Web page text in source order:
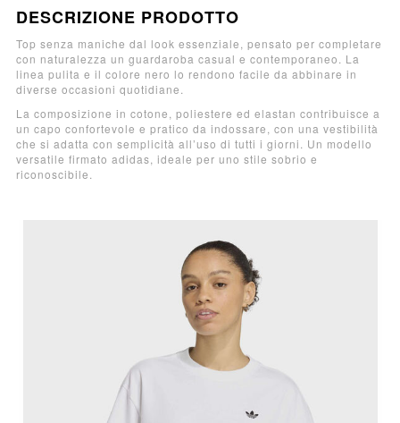
DESCRIZIONE PRODOTTO
Top senza maniche dal look essenziale, pensato per completare
con naturalezza un guardaroba casual e contemporaneo. La
linea pulita e il colore nero lo rendono facile da abbinare in
diverse occasioni quotidiane.
La composizione in cotone, poliestere ed elastan contribuisce a
un capo confortevole e pratico da indossare, con una vestibilità
che si adatta con semplicità all’uso di tutti i giorni. Un modello
versatile firmato adidas, ideale per uno stile sobrio e
riconoscibile.